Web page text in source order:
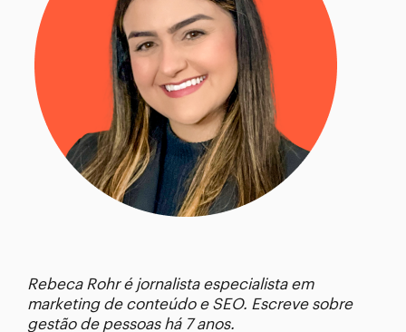
Rebeca Rohr é jornalista especialista em
marketing de conteúdo e SEO. Escreve sobre
gestão de pessoas há 7 anos.